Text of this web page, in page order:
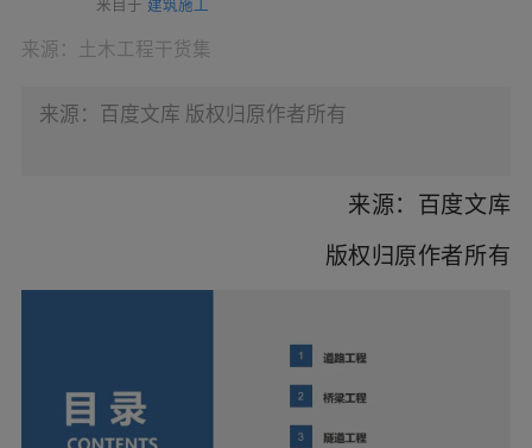
来自于 建筑施工
来源： 土木工程干货集
来源：百度文库 版权归原作者所有
来源：百度文库
版权归原作者所有